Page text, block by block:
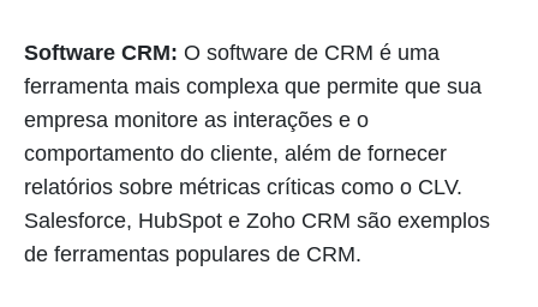
Software CRM: O software de CRM é uma
ferramenta mais complexa que permite que sua
empresa monitore as interações e o
comportamento do cliente, além de fornecer
relatórios sobre métricas críticas como o CLV.
Salesforce, HubSpot e Zoho CRM são exemplos
de ferramentas populares de CRM.